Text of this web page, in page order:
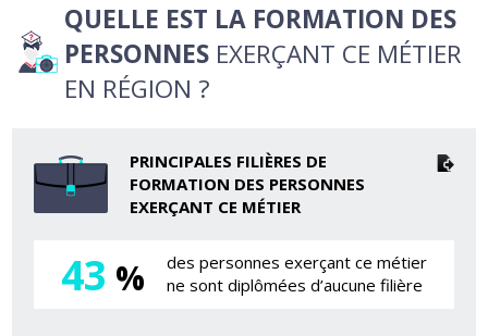
QUELLE EST LA FORMATION DES
PERSONNES EXERÇANT CE MÉTIER
EN RÉGION ?
PRINCIPALES FILIÈRES DE
FORMATION DES PERSONNES
EXERÇANT CE MÉTIER
43 %
des personnes exerçant ce métier
ne sont diplômées d’aucune filière